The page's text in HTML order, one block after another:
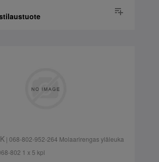
| 068-802-952-264 Molaarirengas yläleuka
802 1 x 5 kpl